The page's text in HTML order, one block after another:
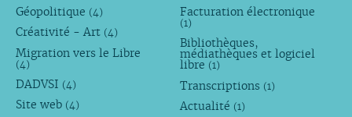
Géopolitique (4)
Créativité - Art (4)
Migration vers le Libre
(4)
DADVSI (4)
Site web (4)
Facturation électronique
(1)
Bibliothèques,
médiathèques et logiciel
libre (1)
Transcriptions (1)
Actualité (1)